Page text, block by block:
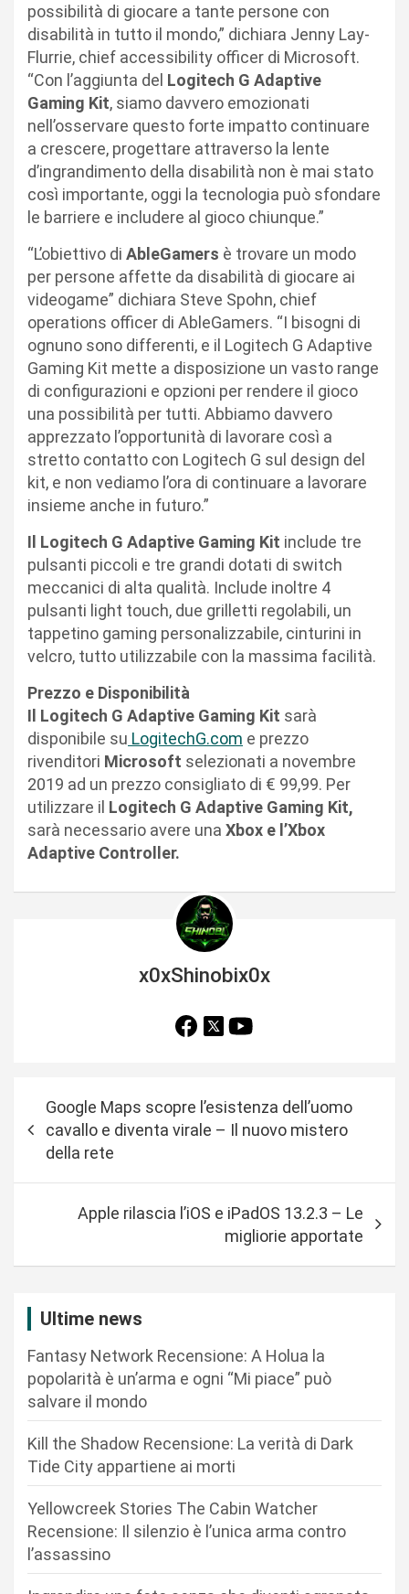
possibilità di giocare a tante persone con
disabilità in tutto il mondo,” dichiara Jenny Lay-
Flurrie, chief accessibility officer di Microsoft.
“Con l’aggiunta del Logitech G Adaptive
Gaming Kit, siamo davvero emozionati
nell’osservare questo forte impatto continuare
a crescere, progettare attraverso la lente
d’ingrandimento della disabilità non è mai stato
così importante, oggi la tecnologia può sfondare
le barriere e includere al gioco chiunque.”
“L’obiettivo di AbleGamers è trovare un modo
per persone affette da disabilità di giocare ai
videogame” dichiara Steve Spohn, chief
operations officer di AbleGamers. “I bisogni di
ognuno sono differenti, e il Logitech G Adaptive
Gaming Kit mette a disposizione un vasto range
di configurazioni e opzioni per rendere il gioco
una possibilità per tutti. Abbiamo davvero
apprezzato l’opportunità di lavorare così a
stretto contatto con Logitech G sul design del
kit, e non vediamo l’ora di continuare a lavorare
insieme anche in futuro.”
Il Logitech G Adaptive Gaming Kit include tre
pulsanti piccoli e tre grandi dotati di switch
meccanici di alta qualità. Include inoltre 4
pulsanti light touch, due grilletti regolabili, un
tappetino gaming personalizzabile, cinturini in
velcro, tutto utilizzabile con la massima facilità.
Prezzo e Disponibilità
Il Logitech G Adaptive Gaming Kit sarà
disponibile su LogitechG.com e prezzo
rivenditori Microsoft selezionati a novembre
2019 ad un prezzo consigliato di € 99,99. Per
utilizzare il Logitech G Adaptive Gaming Kit,
sarà necessario avere una Xbox e l’Xbox
Adaptive Controller.
x0xShinobix0x
i
z
Google Maps scopre l’esistenza dell’uomo
cavallo e diventa virale – Il nuovo mistero
della rete
Apple rilascia l’iOS e iPadOS 13.2.3 – Le
migliorie apportate
Ultime news
Fantasy Network Recensione: A Holua la
popolarità è un’arma e ogni “Mi piace” può
salvare il mondo
Kill the Shadow Recensione: La verità di Dark
Tide City appartiene ai morti
Yellowcreek Stories The Cabin Watcher
Recensione: Il silenzio è l’unica arma contro
l’assassino